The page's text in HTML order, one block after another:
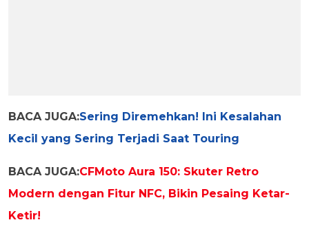
BACA JUGA:Sering Diremehkan! Ini Kesalahan
Kecil yang Sering Terjadi Saat Touring
BACA JUGA:CFMoto Aura 150: Skuter Retro
Modern dengan Fitur NFC, Bikin Pesaing Ketar-
Ketir!